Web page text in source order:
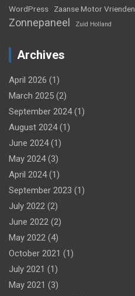
WordPress Zaanse Motor Vrienden
Zonnepaneel
Zuid Holland
Archives
April 2026 (1)
March 2025 (2)
September 2024(1)
August 2024(1)
June 2024(1)
May 2024(3)
April 2024(1)
September 2023 (1)
July 2022 (2)
June 2022 (2)
May 2022 (4)
October 2021 (1)
July 2021 (1)
May 2021 (3)